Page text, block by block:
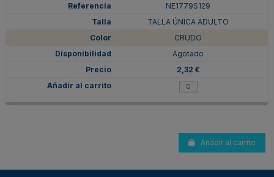
NE1779S129
TALLA ÚNICA ADULTO
CRUDO
Agotado
2,32 €
Añadir al carrito